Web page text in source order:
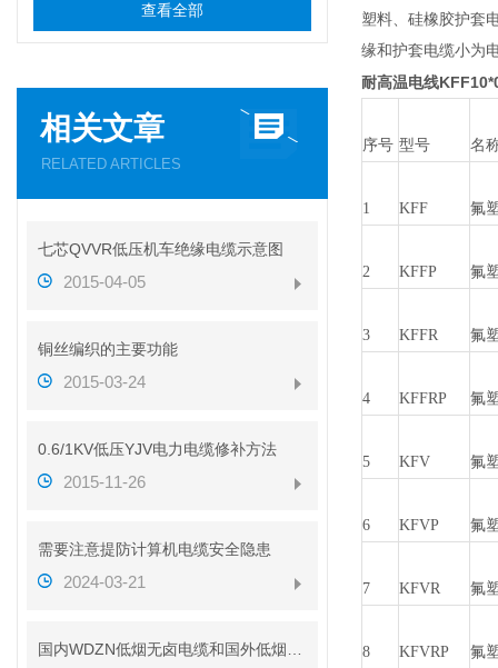
查看全部
相关文章
RELATED ARTICLES
七芯QVVR低压机车绝缘电缆示意图
2015-04-05
铜丝编织的主要功能
2015-03-24
0.6/1KV低压YJV电力电缆修补方法
2015-11-26
需要注意提防计算机电缆安全隐患
2024-03-21
塑料、硅橡胶护套
缘和护套电缆小为
耐高温电线
序号 型号 名
1 KFF 氟
2 KFFP 氟
3 KFFR 氟
4 KFFRP 氟
5 KFV 氟
6 KFVP 氟
7 KFVR 氟
8 KFVRP 氟